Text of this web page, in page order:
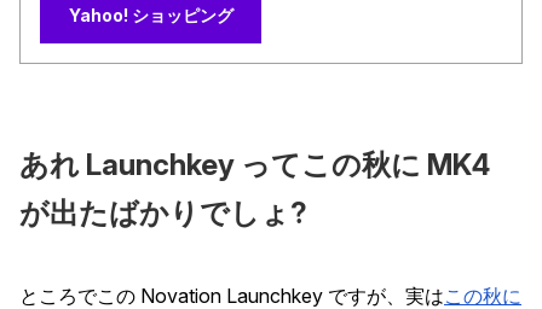
Yahoo! ショッピング
あれ Launchkey ってこの秋に MK4
が出たばかりでしょ?
ところでこの Novation Launchkey ですが、実はこの秋に